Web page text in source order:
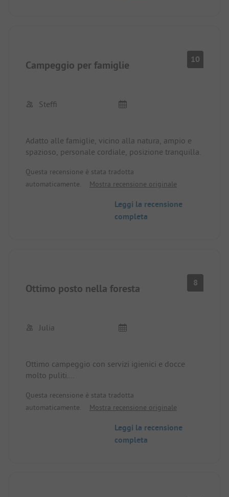
Campeggio per famiglie 10
Steffi
Adatto alle famiglie, vicino alla natura, ampio e
spazioso, personale cordiale, posizione tranquilla.
Questa recensione è stata tradotta
automaticamente.
Mostra recensione originale
Leggi la recensione
completa
Ottimo posto nella foresta 8
Julia
Ottimo campeggio con servizi igienici e docce
molto puliti.
per gli uomini.
Grandi boschi per passeggiate, escursioni e
Il campeggio dispone anche di un grande parco
giochi al coperto e di una piscina coperta.
Questa recensione è stata tradotta
automaticamente.
Mostra recensione originale
Leggi la recensione
completa